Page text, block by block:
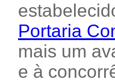
Portaria
mais um
e à